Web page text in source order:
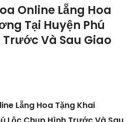
Online Lẵng Hoa
Tại Huyện Phú
Và Sau Giao
Lẵng Hoa Tặng Khai